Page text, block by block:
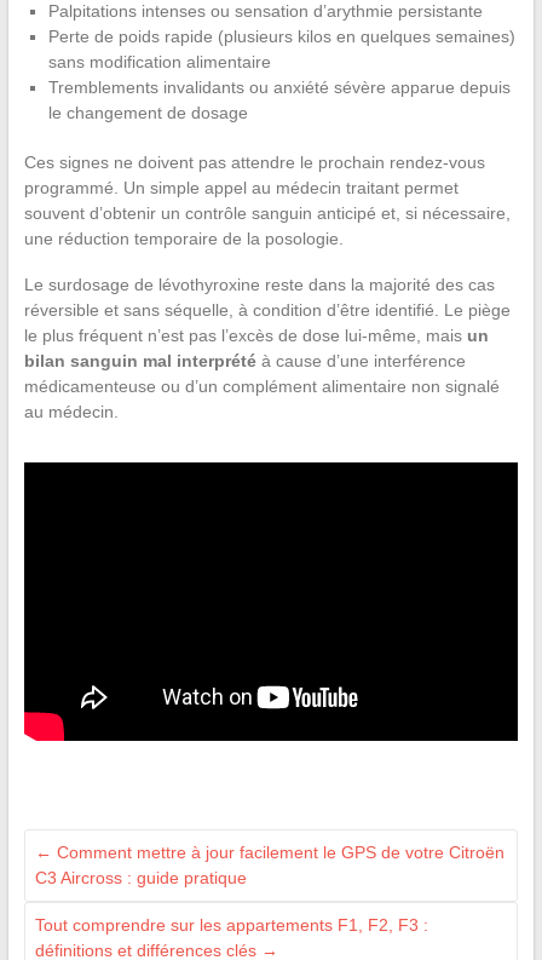
Palpitations intenses ou sensation d’arythmie persistante
Perte de poids rapide (plusieurs kilos en quelques semaines)
sans modification alimentaire
Tremblements invalidants ou anxiété sévère apparue depuis
le changement de dosage
Ces signes ne doivent pas attendre le prochain rendez-vous
programmé. Un simple appel au médecin traitant permet
souvent d’obtenir un contrôle sanguin anticipé et, si nécessaire,
une réduction temporaire de la posologie.
Le surdosage de lévothyroxine reste dans la majorité des cas
réversible et sans séquelle, à condition d’être identifié. Le piège
le plus fréquent n’est pas l’excès de dose lui-même, mais un
bilan sanguin mal interprétéà cause d’une interférence
médicamenteuse ou d’un complément alimentaire non signalé
au médecin.
← Comment mettre à jour facilement le GPS de votre Citroën
C3 Aircross : guide pratique
Tout comprendre sur les appartements F1, F2, F3 :
définitions et différences clés →